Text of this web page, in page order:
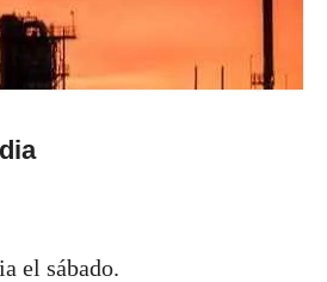
el sábado.